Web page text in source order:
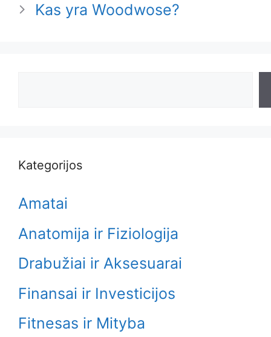
Kas yra Woodwose?
Kategorijos
Amatai
Anatomija ir Fiziologija
Drabužiai ir Aksesuarai
Finansai ir Investicijos
Fitnesas ir Mityba